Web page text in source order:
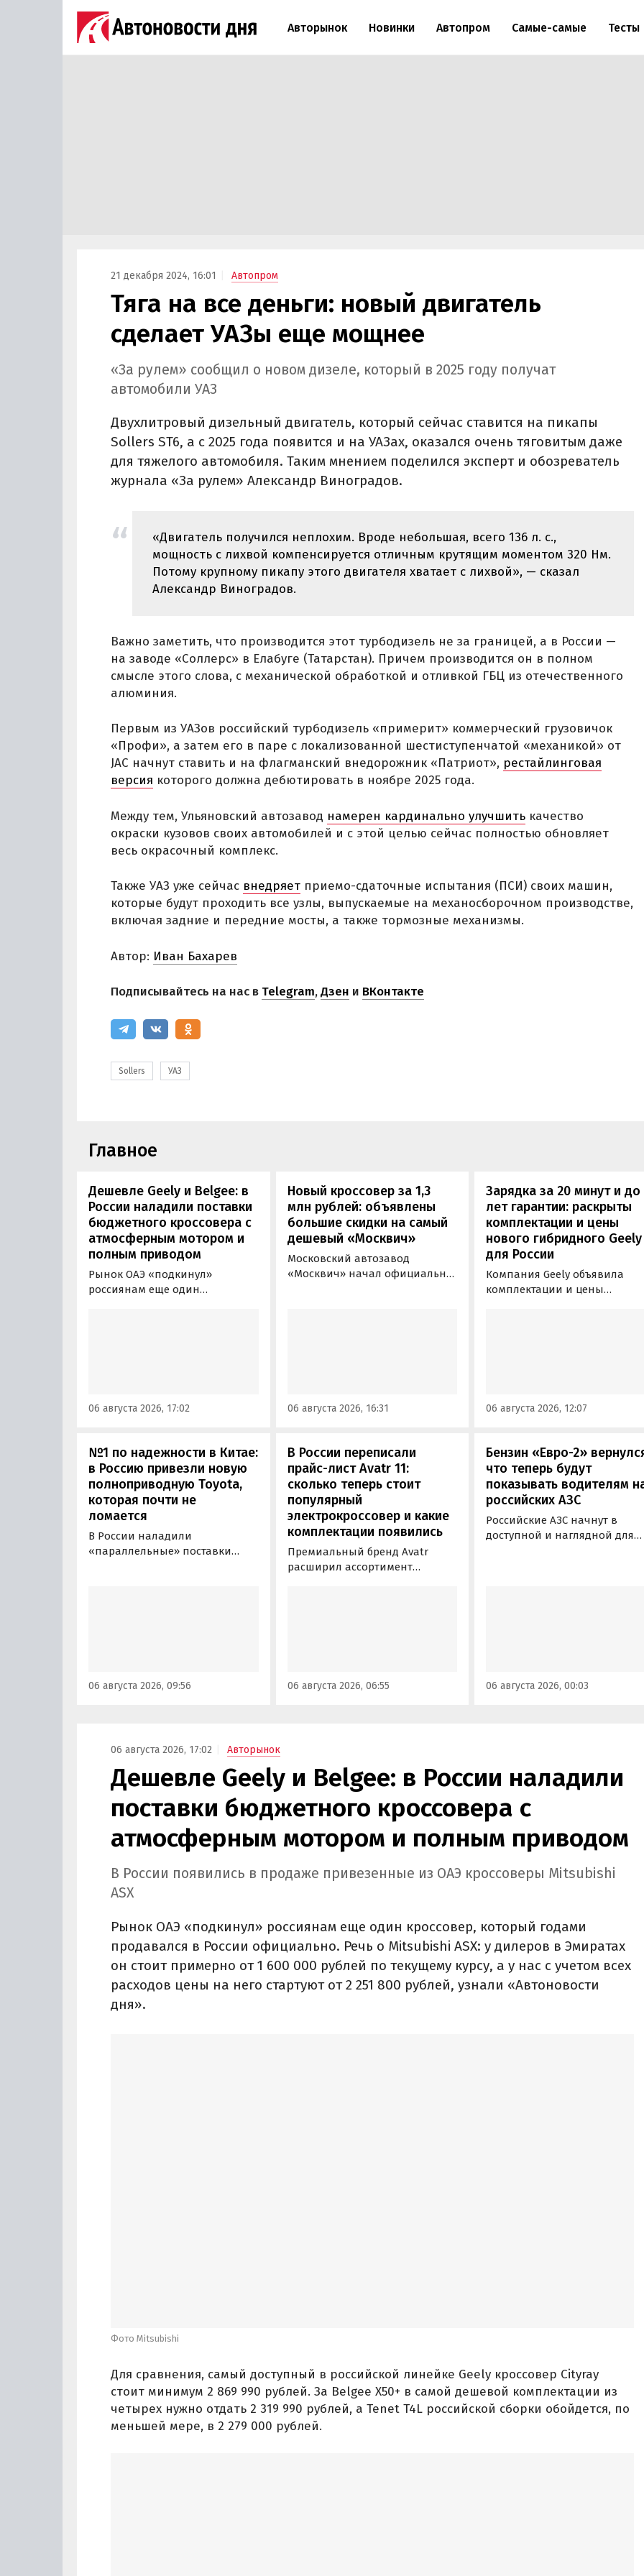
Авторынок Новинки Автопром Самые-самые Тесты
21 декабря 2024, 16:01 Автопром
Тяга на все деньги: новый двигатель
сделает УАЗы еще мощнее
«За рулем» сообщил о новом дизеле, который в 2025 году получат
автомобили УАЗ
Двухлитровый дизельный двигатель, который сейчас ставится на пикапы
Sollers ST6, а с 2025 года появится и на УАЗах, оказался очень тяговитым даже
для тяжелого автомобиля. Таким мнением поделился эксперт и обозреватель
журнала «За рулем» Александр Виноградов.
«Двигатель получился неплохим. Вроде небольшая, всего 136 л. с.,
мощность с лихвой компенсируется отличным крутящим моментом 320 Нм.
Потому крупному пикапу этого двигателя хватает с лихвой», — сказал
Александр Виноградов.
Важно заметить, что производится этот турбодизель не за границей, а в России —
на заводе «Соллерс» в Елабуге (Татарстан). Причем производится он в полном
смысле этого слова, с механической обработкой и отливкой ГБЦ из отечественного
алюминия.
Первым из УАЗов российский турбодизель «примерит» коммерческий грузовичок
«Профи», а затем его в паре с локализованной шестиступенчатой «механикой» от
JAC начнут ставить и на флагманский внедорожник «Патриот», рестайлинговая
версия которого должна дебютировать в ноябре 2025 года.
Между тем, Ульяновский автозавод намерен кардинально улучшить качество
окраски кузовов своих автомобилей и с этой целью сейчас полностью обновляет
весь окрасочный комплекс.
Также УАЗ уже сейчас внедряет приемо-сдаточные испытания (ПСИ) своих машин,
которые будут проходить все узлы, выпускаемые на механосборочном производстве,
включая задние и передние мосты, а также тормозные механизмы.
Автор: Иван Бахарев
Подписывайтесь на нас в Telegram,Дзен и ВКонтакте
Sollers УАЗ
Главное
Дешевле Geely и Belgee: в
России наладили поставки
бюджетного кроссовера с
атмосферным мотором и
полным приводом
Рынок ОАЭ «подкинул»
россиянам еще один
цены на него стартуют от 2 251
06 августа 2026, 17:02
Новый кроссовер за 1,3
млн рублей: объявлены
большие скидки на самый
дешевый «Москвич»
Московский автозавод
«Москвич» начал официально
пресс-службе компании.
06 августа 2026, 16:31
Зарядка за 20 минут и
лет гарантии: раскрыты
комплектации и цены
нового гибридного Geely
для России
Компания Geely объявила
комплектации и цены
заряжаться от 30 до 80%
06 августа 2026, 12:07
№1 по надежности в Китае:
в Россию привезли новую
полноприводную Toyota,
которая почти не
ломается
В России наладили
«параллельные» поставки
«Автоновости дня».
06 августа 2026, 09:56
В России переписали
прайс-лист Avatr 11:
сколько теперь стоит
популярный
электрокроссовер и какие
комплектации появились
Премиальный бренд Avatr
расширил ассортимент
выросла на 760 тыс. рублей,
06 августа 2026, 06:55
Бензин «Евро-2»
что теперь будут
показывать водителям
российских АЗС
Российские АЗС начнут в
доступной и наглядной для
06 августа 2026, 00:03
06 августа 2026, 17:02 Авторынок
Дешевле Geely и Belgee: в России наладили
поставки бюджетного кроссовера с
атмосферным мотором и полным приводом
В России появились в продаже привезенные из ОАЭ кроссоверы Mitsubishi
ASX
Рынок ОАЭ «подкинул» россиянам еще один кроссовер, который годами
продавался в России официально. Речь о Mitsubishi ASX: у дилеров в Эмиратах
он стоит примерно от 1 600 000 рублей по текущему курсу, а у нас с учетом всех
расходов цены на него стартуют от 2 251 800 рублей, узнали «Автоновости
дня».
Фото Mitsubishi
Для сравнения, самый доступный в российской линейке Geely кроссовер Cityray
стоит минимум 2 869 990 рублей. За Belgee X50+ в самой дешевой комплектации из
четырех нужно отдать 2 319 990 рублей, а Tenet T4L российской сборки обойдется, по
меньшей мере, в 2 279 000 рублей.